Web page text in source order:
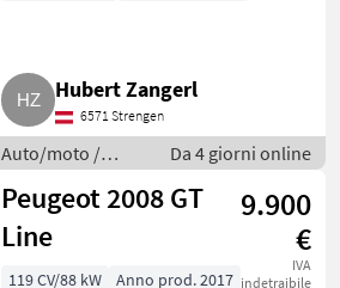
Hubert Zangerl
6571 Strengen
Auto/moto /
Berline
Da 4 giorni online
Peugeot 2008 GT
Line
9.900
€
IVA
indetraibile
119 CV/88 kW Anno prod. 2017